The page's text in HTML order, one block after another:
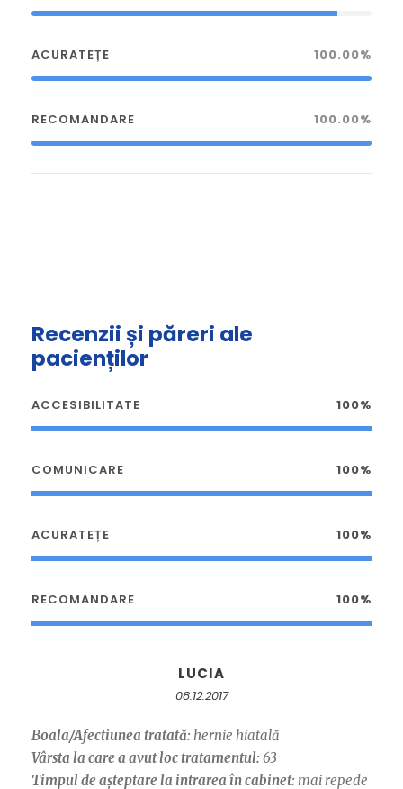
ACURATEȚE 100.00%
RECOMANDARE 100.00%
Recenzii și păreri ale
pacienților
ACCESIBILITATE 100%
COMUNICARE 100%
ACURATEȚE 100%
RECOMANDARE 100%
LUCIA
08.12.2017
Boala/Afectiunea tratată: hernie hiatală
Vârsta la care a avut loc tratamentul: 63
Timpul de așteptare la intrarea în cabinet: mai repede